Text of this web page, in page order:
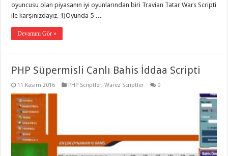
oyuncusu olan piyasanın iyi oyunlarından biri Travian Tatar Wars Scripti
ile karşınızdayız. 1)Oyunda 5 …
Devamını Gör »
PHP Süpermisli Canlı Bahis İddaa Scripti
11 Kasım 2016 PHP Scriptler,Warez Scriptler 0